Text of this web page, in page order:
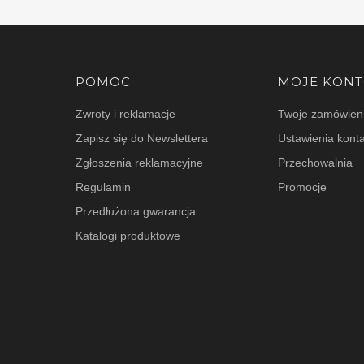
Linki w stopce
POMOC
Zwroty i reklamacje
Zapisz się do Newslettera
Zgłoszenia reklamacyjne
Regulamin
Przedłużona gwarancja
Katalogi produktowe
MOJE
Twoje
Ustawienia
Przechowalnia
Promocje